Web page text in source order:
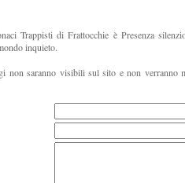
Trappisti di Frattocchie è Presenza
inquieto.
non saranno visibili sul sito e non verranno